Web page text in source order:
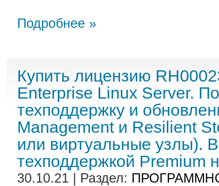
Подробнее »
Купить лицензию
Enterprise Linux Server.
техподдержку и
Management и Resilient
или виртуальные узлы).
техподдержкой Premium
30.10.21 | Раздел: